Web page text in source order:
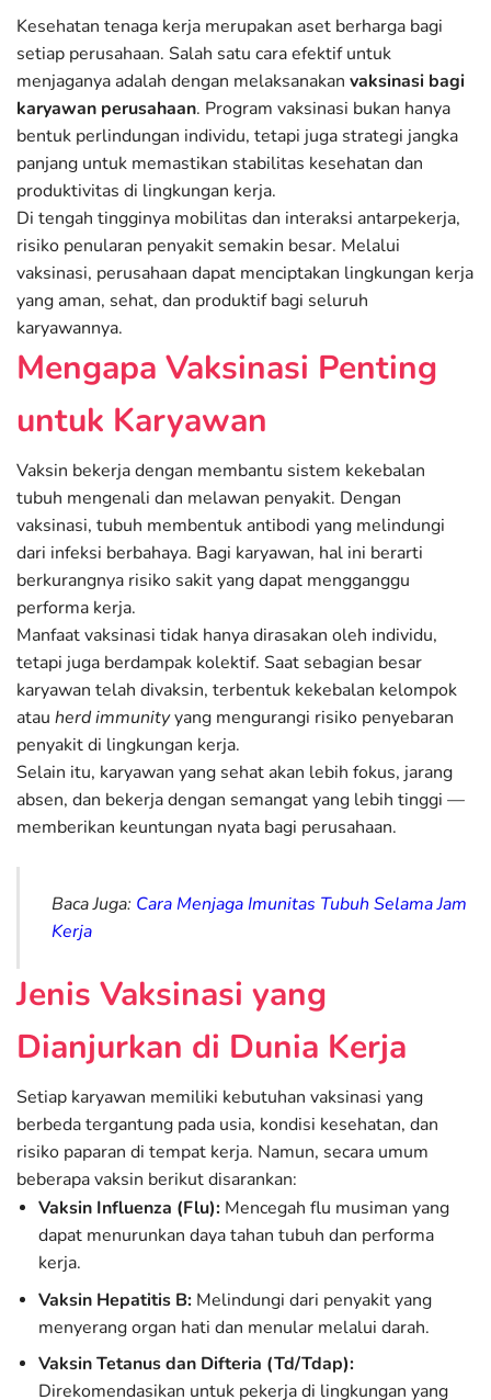
Kesehatan tenaga kerja merupakan aset berharga bagi
setiap perusahaan. Salah satu cara efektif untuk
menjaganya adalah dengan melaksanakan vaksinasi bagi
karyawan perusahaan. Program vaksinasi bukan hanya
bentuk perlindungan individu, tetapi juga strategi jangka
panjang untuk memastikan stabilitas kesehatan dan
produktivitas di lingkungan kerja.
Di tengah tingginya mobilitas dan interaksi antarpekerja,
risiko penularan penyakit semakin besar. Melalui
vaksinasi, perusahaan dapat menciptakan lingkungan kerja
yang aman, sehat, dan produktif bagi seluruh
karyawannya.
Mengapa Vaksinasi Penting
untuk Karyawan
Vaksin bekerja dengan membantu sistem kekebalan
tubuh mengenali dan melawan penyakit. Dengan
vaksinasi, tubuh membentuk antibodi yang melindungi
dari infeksi berbahaya. Bagi karyawan, hal ini berarti
berkurangnya risiko sakit yang dapat mengganggu
performa kerja.
Manfaat vaksinasi tidak hanya dirasakan oleh individu,
tetapi juga berdampak kolektif. Saat sebagian besar
karyawan telah divaksin, terbentuk kekebalan kelompok
atau herd immunityyang mengurangi risiko penyebaran
penyakit di lingkungan kerja.
Selain itu, karyawan yang sehat akan lebih fokus, jarang
absen, dan bekerja dengan semangat yang lebih tinggi —
memberikan keuntungan nyata bagi perusahaan.
Baca Juga: Cara Menjaga Imunitas Tubuh Selama Jam
Kerja
Jenis Vaksinasi yang
Dianjurkan di Dunia Kerja
Setiap karyawan memiliki kebutuhan vaksinasi yang
berbeda tergantung pada usia, kondisi kesehatan, dan
risiko paparan di tempat kerja. Namun, secara umum
beberapa vaksin berikut disarankan:
Vaksin Influenza (Flu): Mencegah flu musiman yang
dapat menurunkan daya tahan tubuh dan performa
kerja.
Vaksin Hepatitis B: Melindungi dari penyakit yang
menyerang organ hati dan menular melalui darah.
Vaksin Tetanus dan Difteria (Td/Tdap):
Direkomendasikan untuk pekerja di lingkungan yang